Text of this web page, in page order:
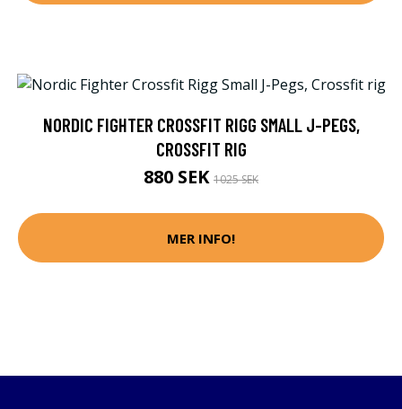
NORDIC FIGHTER CROSSFIT RIGG SMALL J-PEGS,
CROSSFIT RIG
880 SEK 1025 SEK
MER INFO!